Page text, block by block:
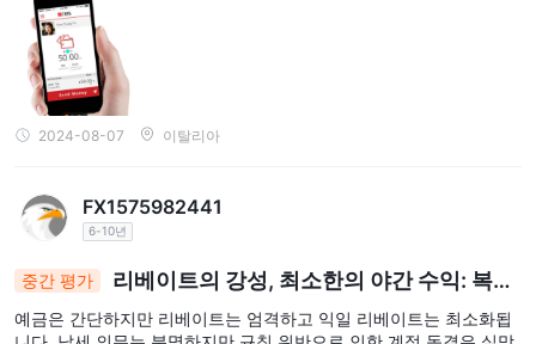
있습니다.
우편 주소:
우편 문의를 위해 DBS는 고객이 편지를 보낼 수 있는 우편 주소를
제공합니다:
DBS Businesscare
5001 Shennan Dong Road
Shenzhen, PR China
통 채널을 통해 적시에 포괄적인 지원을 제공하며, 고객의 요구를 충
족시키고 우려 사항을 효과적으로 해결하기 위해 노력하고 있습니
2024-08-07 이탈리아
FX1575982441
6-10년
중간 평가
리베이트의 강성, 최소한의 야간 수익: 복잡
한 금융 지형을 탐색하기
예금은 간단하지만 리베이트는 엄격하고 익일 리베이트는 최소화됩